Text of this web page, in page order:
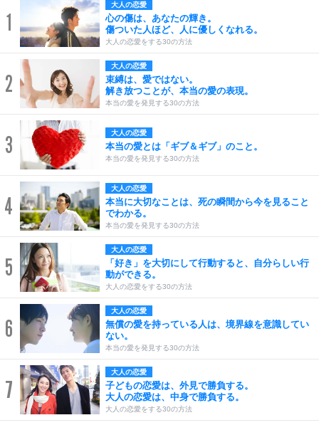
1
大人の恋愛
心の傷は、あなたの輝き。
傷ついた人ほど、人に優しくなれる。
大人の恋愛をする30の方法
2
大人の恋愛
束縛は、愛ではない。
解き放つことが、本当の愛の表現。
本当の愛を発見する30の方法
3 大人の恋愛
本当の愛とは「ギブ＆ギブ」のこと。
本当の愛を発見する30の方法
4
大人の恋愛
本当に大切なことは、死の瞬間から今を見ること
でわかる。
本当の愛を発見する30の方法
5
大人の恋愛
「好き」を大切にして行動すると、自分らしい行
動ができる。
大人の恋愛をする30の方法
6
大人の恋愛
無償の愛を持っている人は、境界線を意識してい
ない。
本当の愛を発見する30の方法
7
大人の恋愛
子どもの恋愛は、外見で勝負する。
大人の恋愛は、中身で勝負する。
大人の恋愛をする30の方法